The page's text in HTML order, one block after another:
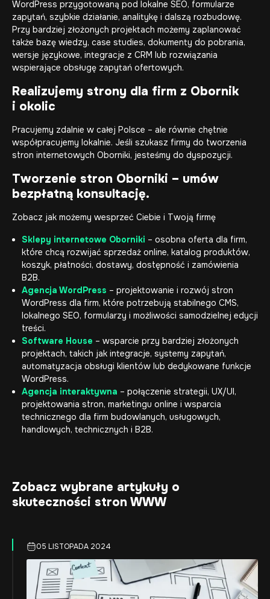
WordPress przygotowaną pod lokalne SEO, formularze
zapytań, szybkie działanie, analitykę i dalszą rozbudowę.
Przy bardziej złożonych projektach możemy zaplanować
także bazę wiedzy, case studies, dokumenty do pobrania,
wersje językowe, integracje z CRM lub rozwiązania
wspierające obsługę zapytań ofertowych.
Realizujemy strony dla firm z Obornik
i okolic
Pracujemy zdalnie w całej Polsce – ale równie chętnie
współpracujemy lokalnie. Jeśli szukasz firmy do tworzenia
stron internetowych Oborniki, jesteśmy do dyspozycji.
Tworzenie stron Oborniki – umów
bezpłatną konsultację.
Zobacz jak możemy wesprzeć Ciebie i Twoją firmę
Sklepy internetowe Oborniki – osobna oferta dla firm,
które chcą rozwijać sprzedaż online, katalog produktów,
koszyk, płatności, dostawy, dostępność i zamówienia
B2B.
Agencja WordPress – projektowanie i rozwój stron
WordPress dla firm, które potrzebują stabilnego CMS,
lokalnego SEO, formularzy i możliwości samodzielnej edycji
treści.
Software House – wsparcie przy bardziej złożonych
projektach, takich jak integracje, systemy zapytań,
automatyzacja obsługi klientów lub dedykowane funkcje
WordPress.
Agencja interaktywna – połączenie strategii, UX/UI,
projektowania stron, marketingu online i wsparcia
technicznego dla firm budowlanych, usługowych,
handlowych, technicznych i B2B.
Zobacz wybrane artykuły o
skuteczności stron WWW
05 LISTOPADA 2024